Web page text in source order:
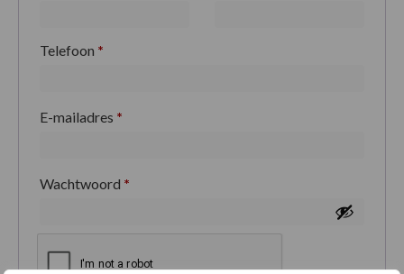
Telefoon *
E-mailadres *
Wachtwoord *